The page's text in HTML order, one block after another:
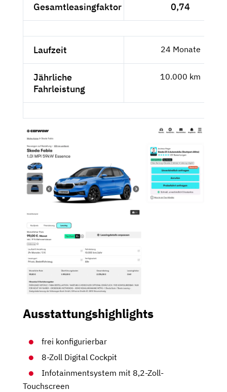
Gesamtleasingfaktor 0,74
Laufzeit 24 Monate
Jährliche
Fahrleistung
10.000 km
Ausstattungshighlights
frei konfigurierbar
8-Zoll Digital Cockpit
Infotainmentsystem mit 8,2-Zoll-
Touchscreen